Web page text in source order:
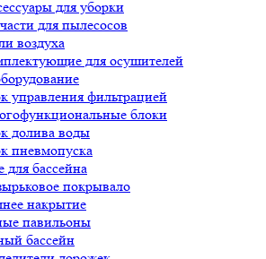
для уборки
для пылесосов
воздуха
для осушителей
управления фильтрацией
блоки
долива воды
пневмопуска
бассейна
покрывало
накрытие
павильоны
бассейн